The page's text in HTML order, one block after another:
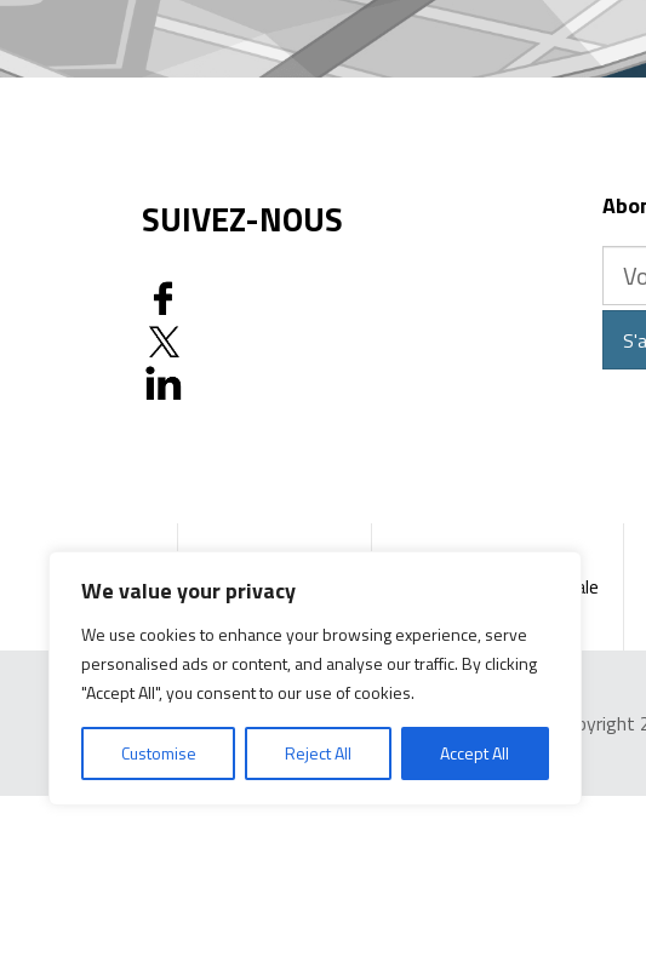
We value your privacy
We use cookies to enhance your browsing experience, serve
personalised ads or content, and analyse our traffic. By clicking
"Accept All", you consent to our use of cookies.
Customise Reject All Accept All
SUIVEZ-NOUS
Accueil Produits Documentation générale